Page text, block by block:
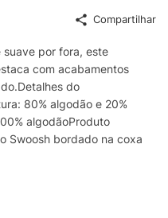
Compartilhar
suave por fora, este
com acabamentos
do
80% algodão e 20%
algodãoProduto
Swoosh bordado na coxa